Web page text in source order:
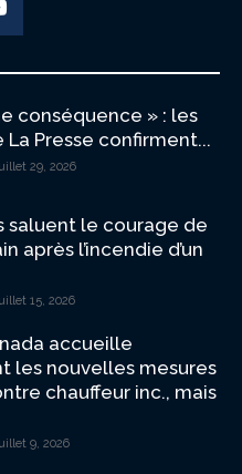
conséquence » : les
Presse confirment...
29, 2026
saluent le courage de
après l’incendie d’un
15, 2026
accueille
les nouvelles mesures
chauffeur inc., mais
9, 2026